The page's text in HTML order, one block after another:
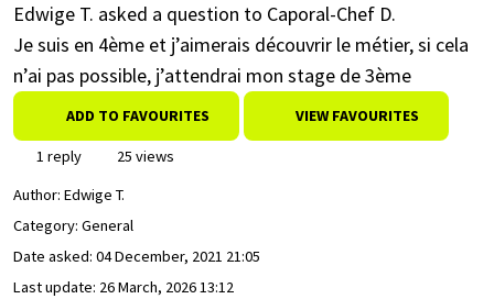
Edwige T. asked a question to Caporal-Chef D.
Je suis en 4ème et j’aimerais découvrir le métier, si cela
n’ai pas possible, j’attendrai mon stage de 3ème
ADD TO FAVOURITES VIEW FAVOURITES
1 reply
25 views
Author: Edwige T.
Category: General
Date asked: 04 December, 2021 21:05
Last update: 26 March, 2026 13:12